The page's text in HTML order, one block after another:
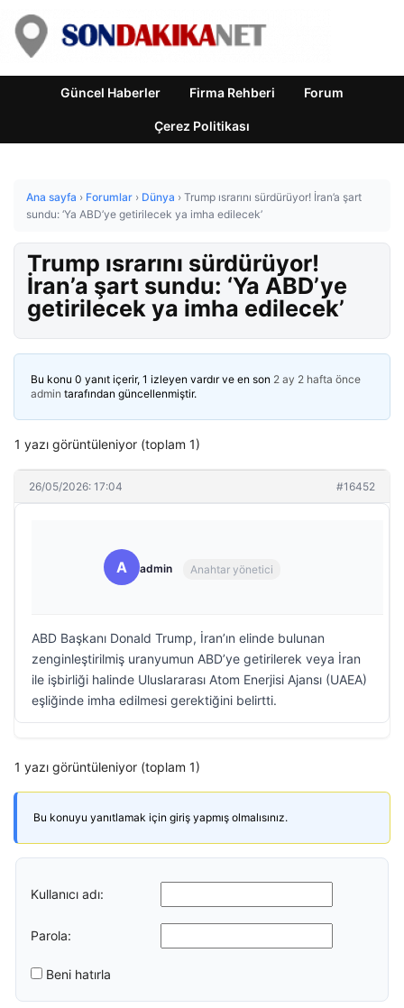
Güncel Haberler Firma Rehberi Forum
Çerez Politikası
Ana sayfa › Forumlar › Dünya › Trump ısrarını sürdürüyor! İran’a şart
sundu: ‘Ya ABD’ye getirilecek ya imha edilecek’
Trump ısrarını sürdürüyor!
İran’a şart sundu: ‘Ya ABD’ye
getirilecek ya imha edilecek’
Bu konu 0 yanıt içerir, 1 izleyen vardır ve en son 2 ay 2 hafta önce
admin tarafından güncellenmiştir.
1 yazı görüntüleniyor (toplam 1)
26/05/2026: 17:04 #16452
A admin Anahtar yönetici
ABD Başkanı Donald Trump, İran’ın elinde bulunan
zenginleştirilmiş uranyumun ABD’ye getirilerek veya İran
ile işbirliği halinde Uluslararası Atom Enerjisi Ajansı (UAEA)
eşliğinde imha edilmesi gerektiğini belirtti.
1 yazı görüntüleniyor (toplam 1)
Bu konuyu yanıtlamak için giriş yapmış olmalısınız.
Kullanıcı adı:
Parola:
Beni hatırla